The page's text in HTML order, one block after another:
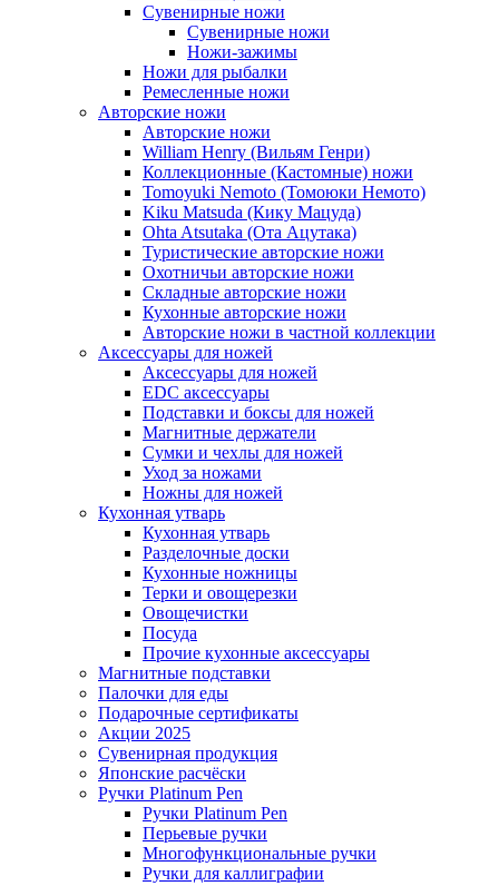
Сувенирные ножи
Сувенирные ножи
Ножи-зажимы
Ножи для рыбалки
Ремесленные ножи
Авторские ножи
Авторские ножи
William Henry (Вильям Генри)
Коллекционные (Кастомные) ножи
Tomoyuki Nemoto (Томоюки Немото)
Kiku Matsuda (Кику Мацуда)
Ohta Atsutaka (Ота Ацутака)
Туристические авторские ножи
Охотничьи авторские ножи
Складные авторские ножи
Кухонные авторские ножи
Авторские ножи в частной коллекции
Аксессуары для ножей
Аксессуары для ножей
EDC аксессуары
Подставки и боксы для ножей
Магнитные держатели
Сумки и чехлы для ножей
Уход за ножами
Ножны для ножей
Кухонная утварь
Кухонная утварь
Разделочные доски
Кухонные ножницы
Терки и овощерезки
Овощечистки
Посуда
Прочие кухонные аксессуары
Магнитные подставки
Палочки для еды
Подарочные сертификаты
Акции 2025
Сувенирная продукция
Японские расчёски
Ручки Platinum Pen
Ручки Platinum Pen
Перьевые ручки
Многофункциональные ручки
Ручки для каллиграфии